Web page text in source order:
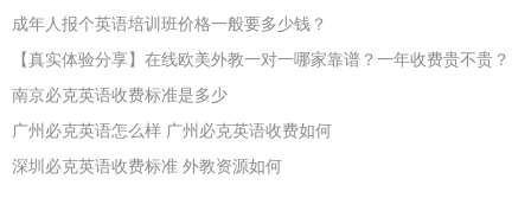
成年人报个英语培训班价格一般要多少钱？
【真实体验分享】在线欧美外教一对一哪家靠谱？一年收费贵不贵？
南京必克英语收费标准是多少
广州必克英语怎么样 广州必克英语收费如何
深圳必克英语收费标准 外教资源如何